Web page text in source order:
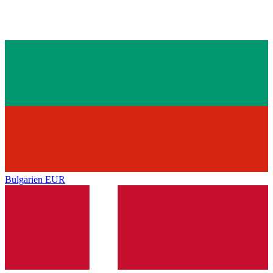
Bulgarien EUR